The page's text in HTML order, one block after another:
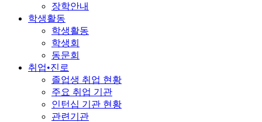
장학안내
학생활동
학생활동
학생회
동문회
취업•진로
졸업생 취업 현황
주요 취업 기관
인턴십 기관 현황
관련기관